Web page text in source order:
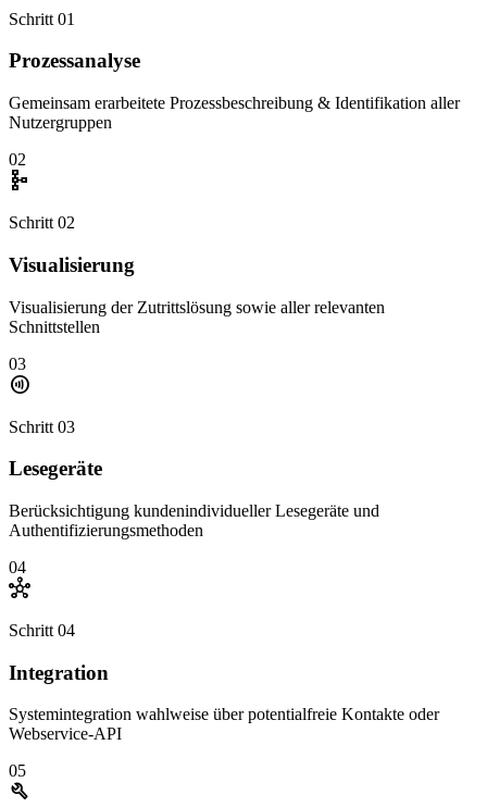
Schritt 01
Prozessanalyse
Gemeinsam erarbeitete Prozessbeschreibung & Identifikation aller
Nutzergruppen
02
schema
Schritt 02
Visualisierung
Visualisierung der Zutrittslösung sowie aller relevanten
Schnittstellen
03
contactless
Schritt 03
Lesegeräte
Berücksichtigung kundenindividueller Lesegeräte und
Authentifizierungsmethoden
04
hub
Schritt 04
Integration
Systemintegration wahlweise über potentialfreie Kontakte oder
Webservice-API
05
build